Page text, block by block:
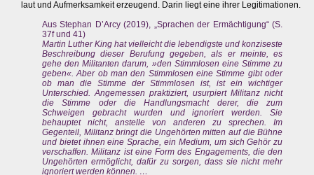
laut und Aufmerksamkeit erzeugend. Darin liegt eine ihrer Legitimationen.
Aus Stephan D’Arcy (2019), „Sprachen der Ermächtigung“ (S.
37f und 41)
Martin Luther King hat vielleicht die lebendigste und konziseste
Beschreibung dieser Berufung gegeben, als er meinte, es
gehe den Militanten darum, »den Stimmlosen eine Stimme zu
geben«. Aber ob man den Stimmlosen eine Stimme gibt oder
ob man die Stimme der Stimmlosen ist, ist ein wichtiger
Unterschied. Angemessen praktiziert, usurpiert Militanz nicht
die Stimme oder die Handlungsmacht derer, die zum
Schweigen gebracht wurden und ignoriert werden. Sie
behauptet nicht, anstelle von anderen zu sprechen. Im
Gegenteil, Militanz bringt die Ungehörten mitten auf die Bühne
und bietet ihnen eine Sprache, ein Medium, um sich Gehör zu
verschaffen. Militanz ist eine Form des Engagements, die den
Ungehörten ermöglicht, dafür zu sorgen, dass sie nicht mehr
ignoriert werden können. …